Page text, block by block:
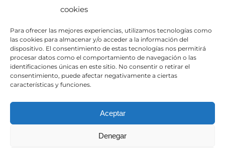
cookies
Para ofrecer las mejores experiencias, utilizamos tecnologías como
las cookies para almacenar y/o acceder a la información del
dispositivo. El consentimiento de estas tecnologías nos permitirá
procesar datos como el comportamiento de navegación o las
identificaciones únicas en este sitio. No consentir o retirar el
consentimiento, puede afectar negativamente a ciertas
características y funciones.
Aceptar
Denegar
Categorías
Categorías
Contact Info
info@joseantoniocruz.com